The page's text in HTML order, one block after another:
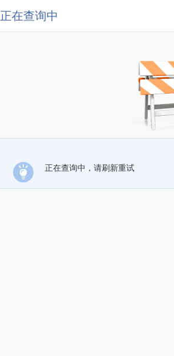
正在查询中
正在查询中，请刷新重试